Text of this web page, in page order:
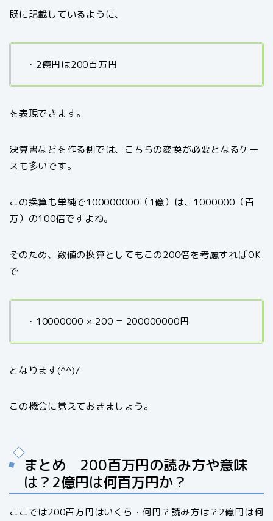
既に記載しているように、
・2億円は200百万円
を表現できます。
決算書などを作る側では、こちらの変換が必要となるケー
スも多いです。
この換算も単純で100000000（1億）は、1000000（百
万）の100倍ですよね。
そのため、数値の換算としてもこの200倍を考慮すればOK
で
・10000000 × 200 = 200000000円
となります(^^)/
この機会に覚えておきましょう。
まとめ 200百万円の読み方や意味
は？2億円は何百万円か？
ここでは200百万円はいくら・何円？読み方は？2億円は何